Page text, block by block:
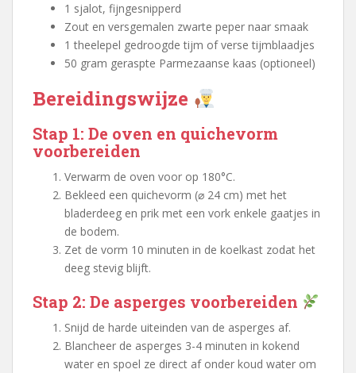
1 sjalot, fijngesnipperd
Zout en versgemalen zwarte peper naar smaak
1 theelepel gedroogde tijm of verse tijmblaadjes
50 gram geraspte Parmezaanse kaas (optioneel)
Bereidingswijze
Stap 1: De oven en quichevorm
voorbereiden
Verwarm de oven voor op 180°C.
Bekleed een quichevorm (⌀ 24 cm) met het
bladerdeeg en prik met een vork enkele gaatjes in
de bodem.
Zet de vorm 10 minuten in de koelkast zodat het
deeg stevig blijft.
Stap 2: De asperges voorbereiden
Snijd de harde uiteinden van de asperges af.
Blancheer de asperges 3-4 minuten in kokend
water en spoel ze direct af onder koud water om